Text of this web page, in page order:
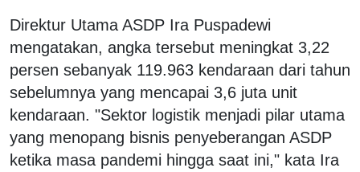
Direktur Utama ASDP Ira Puspadewi
mengatakan, angka tersebut meningkat 3,22
persen sebanyak 119.963 kendaraan dari tahun
sebelumnya yang mencapai 3,6 juta unit
kendaraan. "Sektor logistik menjadi pilar utama
yang menopang bisnis penyeberangan ASDP
ketika masa pandemi hingga saat ini," kata Ira